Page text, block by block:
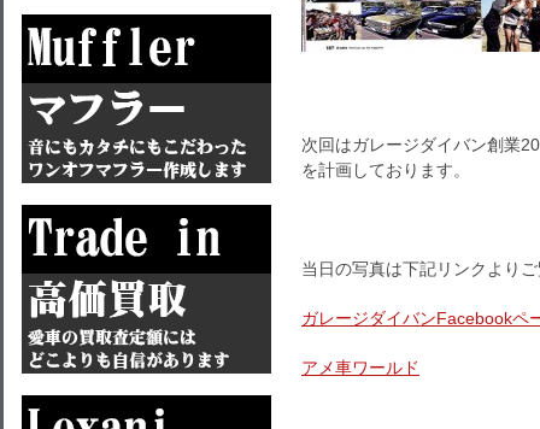
次回はガレージダイバン創業
を計画しております。
当日の写真は下記リンクより
ガレージダイバンFacebookペ
アメ車ワールド